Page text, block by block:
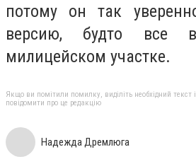
потому он так
версию, будто все
милицейском участке.
Якщо ви помітили помилку, виділіть необхідний текст
повідомити про це редакцію
Надежда Дремлюга